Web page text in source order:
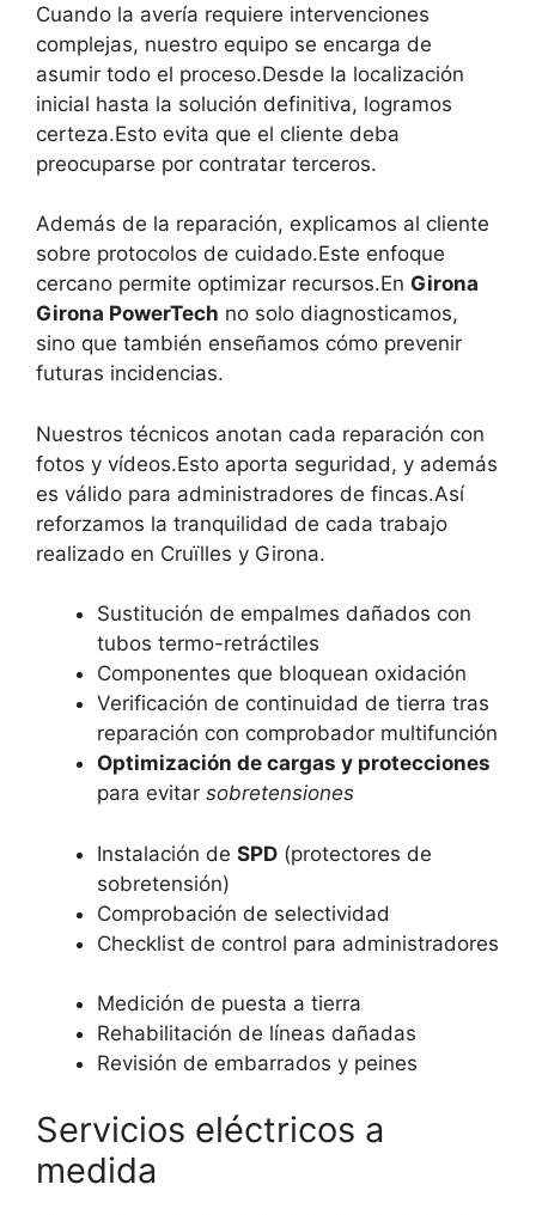
Cuando la avería requiere intervenciones
complejas, nuestro equipo se encarga de
asumir todo el proceso.Desde la localización
inicial hasta la solución definitiva, logramos
certeza.Esto evita que el cliente deba
preocuparse por contratar terceros.
Además de la reparación, explicamos al cliente
sobre protocolos de cuidado.Este enfoque
cercano permite optimizar recursos.En Girona
Girona PowerTech no solo diagnosticamos,
sino que también enseñamos cómo prevenir
futuras incidencias.
Nuestros técnicos anotan cada reparación con
fotos y vídeos.Esto aporta seguridad, y además
es válido para administradores de fincas.Así
reforzamos la tranquilidad de cada trabajo
realizado en Cruïlles y Girona.
Sustitución de empalmes dañados con
tubos termo-retráctiles
Componentes que bloquean oxidación
Verificación de continuidad de tierra tras
reparación con comprobador multifunción
Optimización de cargas y protecciones
para evitar sobretensiones
Instalación de SPD (protectores de
sobretensión)
Comprobación de selectividad
Checklist de control para administradores
Medición de puesta a tierra
Rehabilitación de líneas dañadas
Revisión de embarrados y peines
Servicios eléctricos a
medida